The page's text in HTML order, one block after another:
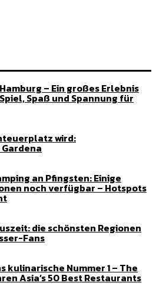
– Ein großes Erlebnis
Spaß und Spannung für
wird:
an Pfingsten: Einige
noch verfügbar – Hotspots
die schönsten Regionen
Fans
kulinarische Nummer 1 – The
Asia’s 50 Best Restaurants